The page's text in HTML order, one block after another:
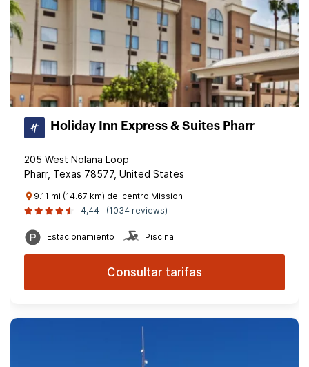
Holiday Inn Express & Suites Pharr
205 West Nolana Loop
Pharr, Texas 78577, United States
9.11 mi (14.67 km) del centro Mission
4,44
(1034 reviews)
Estacionamiento Piscina
Consultar tarifas